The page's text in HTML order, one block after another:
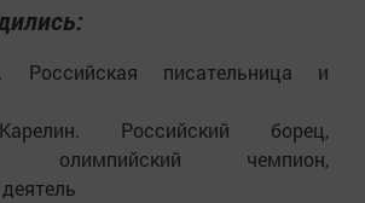
Российская писательница и
Российский борец,
олимпийский чемпион,